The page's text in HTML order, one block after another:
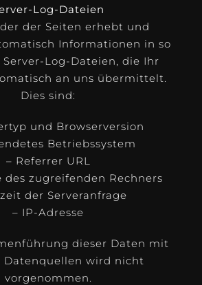
Log-Dateien
der Seiten erhebt und
Informationen in so
Log-Dateien, die Ihr
an uns übermittelt.
Dies sind:
und Browserversion
Betriebssystem
– Referrer URL
des zugreifenden Rechners
der Serveranfrage
– IP-Adresse
dieser Daten mit
Datenquellen wird nicht
vorgenommen.